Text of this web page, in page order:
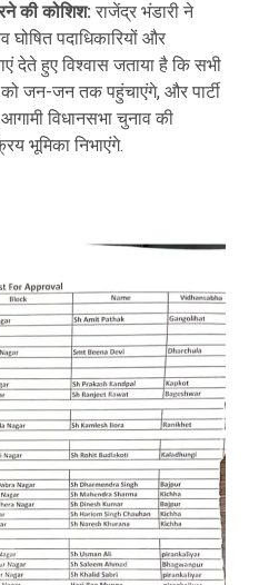
की कोशिश: राजेंद्र भंडारी ने
घोषित पदाधिकारियों और
देते हुए विश्वास जताया है कि सभी
को जन-जन तक पहुंचाएंगे, और पार्टी
विधानसभा चुनाव की
भूमिका निभाएंगे.